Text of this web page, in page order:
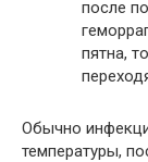
после
пятна,
Обычно
температуры,